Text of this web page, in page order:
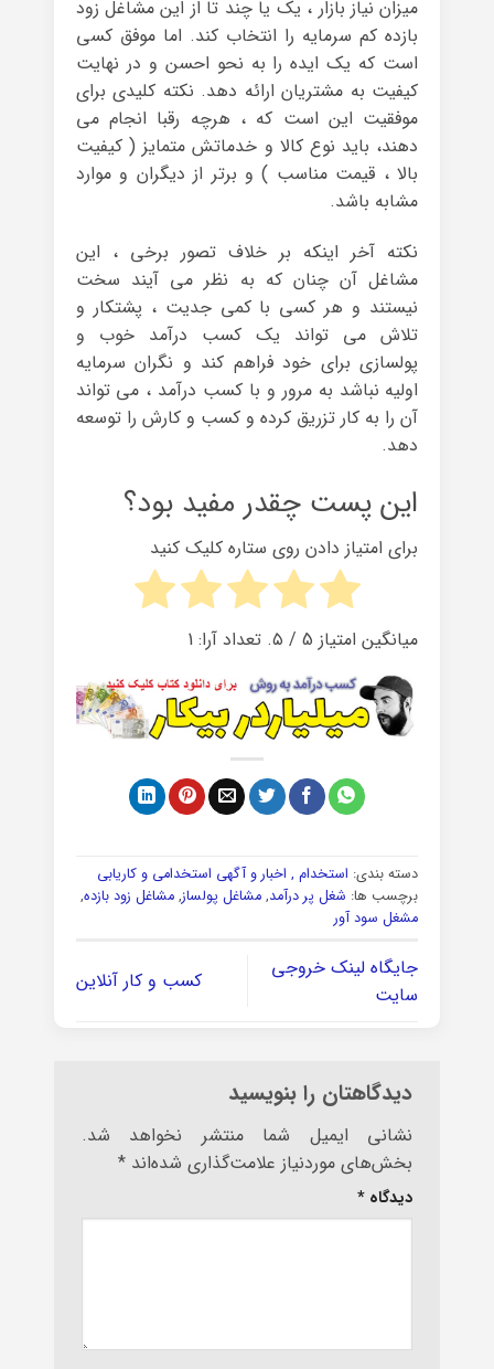
میزان نیاز بازار ، یک یا چند تا از این مشاغل زود
بازده کم سرمایه را انتخاب کند. اما موفق کسی
است که یک ایده را به نحو احسن و در نهایت
کیفیت به مشتریان ارائه دهد. نکته کلیدی برای
موفقیت این است که ، هرچه رقبا انجام می
دهند، باید نوع کالا و خدماتش متمایز ( کیفیت
بالا ، قیمت مناسب ) و برتر از دیگران و موارد
مشابه باشد.
نکته آخر اینکه بر خلاف تصور برخی ، این
مشاغل آن چنان که به نظر می آیند سخت
نیستند و هر کسی با کمی جدیت ، پشتکار و
تلاش می تواند یک کسب درآمد خوب و
پولسازی برای خود فراهم کند و نگران سرمایه
اولیه نباشد به مرور و با کسب درآمد ، می تواند
آن را به کار تزریق کرده و کسب و کارش را توسعه
دهد.
این پست چقدر مفید بود؟
برای امتیاز دادن روی ستاره کلیک کنید
میانگین امتیاز 5/ ۵. تعداد آرا: 1
دسته بندی: استخدام , اخبار و آگهی استخدامی و کاریابی
برچسب ها: شغل پر درآمد, مشاغل پولساز, مشاغل زود بازده,
مشغل سود آور
جایگاه لینک خروجی
سایت
کسب و کار آنلاین
دیدگاهتان را بنویسید
نشانی ایمیل شما منتشر نخواهد شد.
بخش‌های موردنیاز علامت‌گذاری شده‌اند *
دیدگاه *